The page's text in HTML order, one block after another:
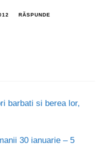
RĂSPUNDE
barbati si berea lor,
30 ianuarie – 5